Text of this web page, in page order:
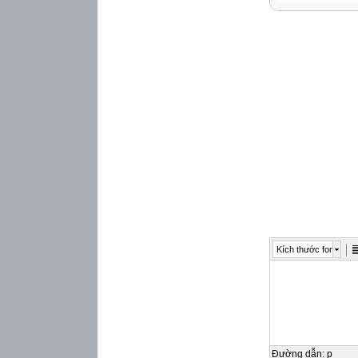
Viết phân số thể
𝟐
Kích thước font
Đường dẫn: p